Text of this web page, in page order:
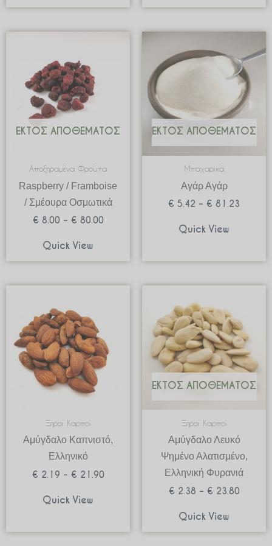
ΕΚΤΌΣ ΑΠΟΘΈΜΑΤΟΣ
Αποξηραμένα Φρούτα
Raspberry / Framboise
/ Σμέουρα Οσμωτικά
€ 8.00 – € 80.00
Quick View
ΕΚΤΌΣ ΑΠΟΘΈΜΑΤΟΣ
Μπαχαρικά
Αγάρ Αγάρ
€ 5.42 – € 81.23
range:
€ 5.42
through
€ 81.23
Quick View
Ξηροί Καρποί
Αμύγδαλο Καπνιστό,
Ελληνικό
€ 2.19 – € 21.90
Quick View
ΕΚΤΌΣ ΑΠΟΘΈΜΑΤΟΣ
Ξηροί Καρποί
Αμύγδαλο Λευκό
Ψημένο Αλατισμένο,
Ελληνική Φυρανιά
€ 2.38 – € 23.80
through
€ 23.80
Quick View